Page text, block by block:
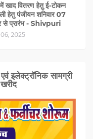
खाद वितरण हेतु ई-टोकन
हेतु पंजीयन शनिवार 07
से प्रारंभ - Shivpuri
06, 2025
इलेक्ट्रॉनिक सामग्री